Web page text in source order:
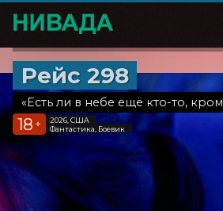
Рейс 298
«Есть ли в небе ещё кто-то,
18 +
2026, США
Фантастика, Боевик